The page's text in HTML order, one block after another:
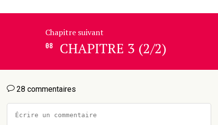
Chapitre suivant
08 CHAPITRE 3 (2/2)
28 commentaires